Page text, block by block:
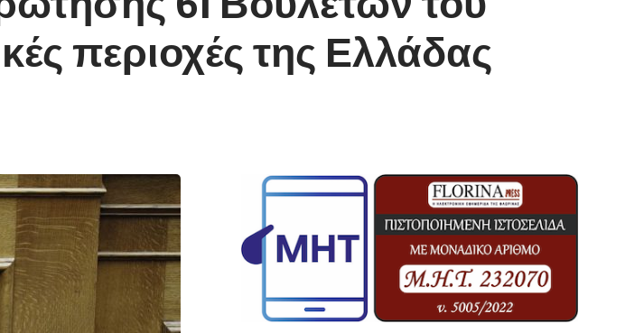
περιοχές της Ελλάδας